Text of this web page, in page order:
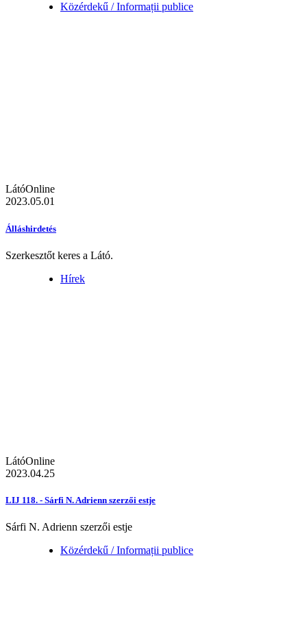
Közérdekű / Informații publice
LátóOnline
2023.05.01
Álláshirdetés
Szerkesztőt keres a Látó.
Hírek
LátóOnline
2023.04.25
LIJ 118. - Sárfi N. Adrienn szerzői estje
Sárfi N. Adrienn szerzői estje
Közérdekű / Informații publice